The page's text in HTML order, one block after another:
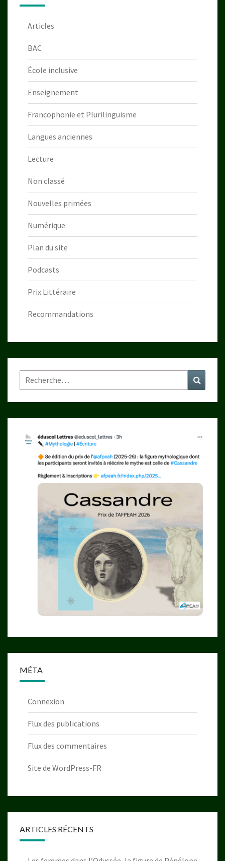
Articles
BAC
École inclusive
Enseignement
Francophonie et Plurilinguisme
Langues anciennes
Lecture
Non classé
Nouvelles primées
Numérique
Plan du site
Podcasts
Prix Littéraire
Recommandations
Rechercher :
MÉTA
Connexion
Flux des publications
Flux des commentaires
Site de WordPress-FR
ARTICLES RÉCENTS